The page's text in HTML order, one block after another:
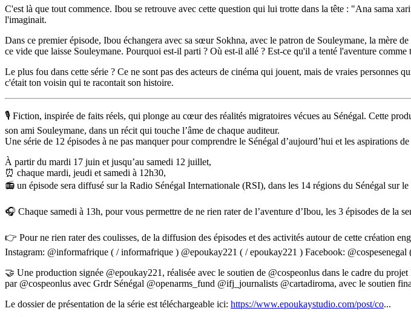
C'est là que tout commence. Ibou se retrouve avec cette question qui lui trotte dans la tête : "Ana sama
l'imaginait.
Dans ce premier épisode, Ibou échangera avec sa sœur Sokhna, avec le patron de Souleymane, la mère
ce vide que laisse Souleymane. Pourquoi est-il parti ? Où est-il allé ? Est-ce qu'il a tenté l'aventure comme
Le plus fou dans cette série ? Ce ne sont pas des acteurs de cinéma qui jouent, mais de vraies
c'était ton voisin qui te racontait son histoire.
🎙️ Fiction, inspirée de faits réels, qui plonge au cœur des réalités migratoires vécues au Sénégal. Cette
son ami Souleymane, dans un récit qui touche l’âme de chaque auditeur.
Une série de 12 épisodes à ne pas manquer pour comprendre le Sénégal d’aujourd’hui et les aspirations de
À partir du mardi 17 juin et jusqu’au samedi 12 juillet,
⏰️ chaque mardi, jeudi et samedi à 12h30,
📻 un épisode sera diffusé sur la Radio Sénégal Internationale (RSI), dans les 14 régions du Sénégal
🎧 Chaque samedi à 13h, pour vous permettre de ne rien rater de l’aventure d’Ibou, les 3 épisodes de la
👉 Pour ne rien rater des coulisses, de la diffusion des épisodes et des activités autour de cette création
Instagram: @informafrique ( / informafrique ) @epoukay221 ( / epoukay221 ) Facebook:
🤝 Une production signée @epoukay221, réalisée avec le soutien de @cospeonlus dans le cadre du
par @cospeonlus avec Grdr Sénégal @openarms_fund @ifj_journalists @cartadiroma, avec le soutien
Le dossier de présentation de la série est téléchargeable ici: https://www.epoukaystudio.com/post/co...